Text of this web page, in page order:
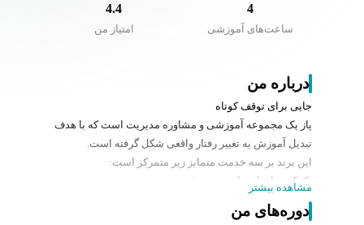
4
ساعت‌های آموزشی
4.4
امتیاز من
درباره من
جایی برای توقف کوتاه
پاز یک مجموعه آموزشی و مشاوره مدیریت است که با هدف
تبدیل آموزش به تغییر رفتار واقعی شکل گرفته است.
این برند بر سه خدمت متمایز زیر متمرکز است:
-کمک به افراد برای توسعه فردی
-مشاوره آموزش‌محور (Hybrid Consulting)
-کمک به سازمان‌ها برای پیشرفت کسب و کار
مشاهده بیشتر
دوره‌های من